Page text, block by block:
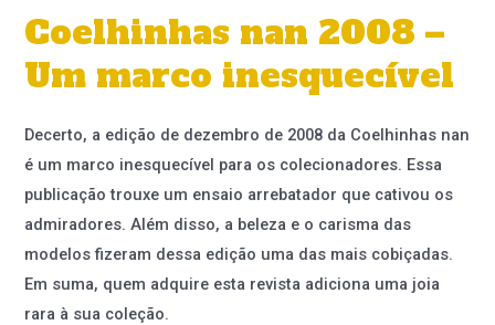
Coelhinhas nan 2008 –
Um marco inesquecível
Decerto, a edição de dezembro de 2008 da Coelhinhas nan
é um marco inesquecível para os colecionadores. Essa
publicação trouxe um ensaio arrebatador que cativou os
admiradores. Além disso, a beleza e o carisma das
modelos fizeram dessa edição uma das mais cobiçadas.
Em suma, quem adquire esta revista adiciona uma joia
rara à sua coleção.